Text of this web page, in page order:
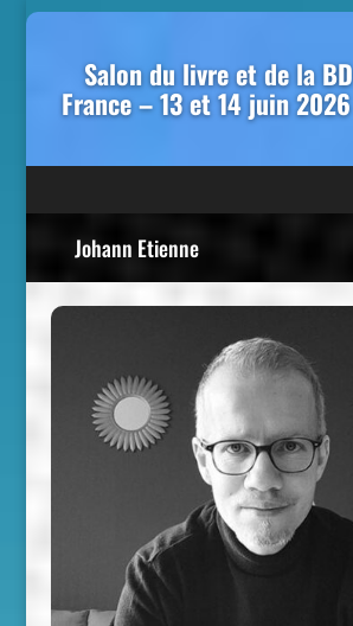
Salon du livre et de la
France – 13 et 14 juin
Johann Etienne